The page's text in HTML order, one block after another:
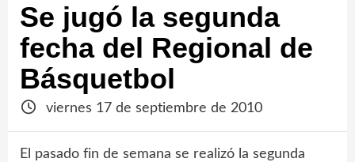
Se jugó la segunda
fecha del Regional de
Básquetbol
viernes 17 de septiembre de 2010
El pasado fin de semana se realizó la segunda